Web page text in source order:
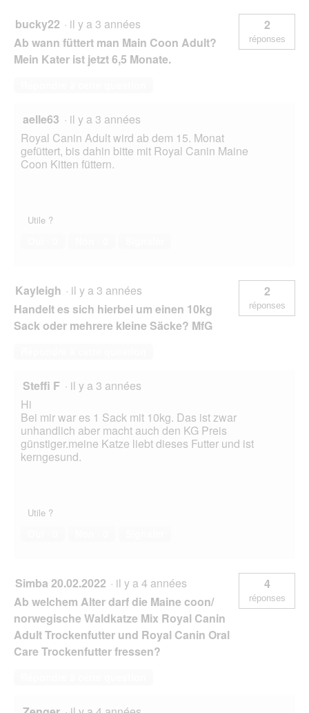
bucky22 · il y a 3 années
Ab wann füttert man Main Coon Adult?
Mein Kater ist jetzt 6,5 Monate.
2
réponses
aelle63 · il y a 3 années
Royal Canin Adult wird ab dem 15. Monat
gefüttert, bis dahin bitte mit Royal Canin Maine
Coon Kitten füttern.
Utile ?
Kayleigh · il y a 3 années
Handelt es sich hierbei um einen 10kg
Sack oder mehrere kleine Säcke? MfG
2
réponses
Steffi F · il y a 3 années
Hi
Bei mir war es 1 Sack mit 10kg. Das ist zwar
unhandlich aber macht auch den KG Preis
günstiger.meine Katze liebt dieses Futter und ist
kerngesund.
Utile ?
Simba 20.02.2022 · il y a 4 années
Ab welchem Alter darf die Maine coon/
norwegische Waldkatze Mix Royal Canin
Adult Trockenfutter und Royal Canin Oral
Care Trockenfutter fressen?
4
réponses